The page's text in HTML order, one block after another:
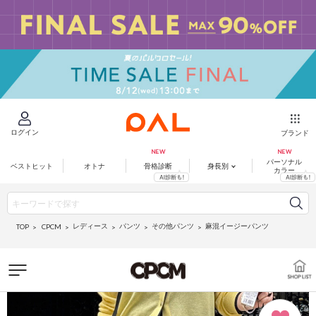
ログイン ブランド
ベストヒット オトナ 骨格診断 身長別
パーソナル
カラー
TOP CPCM レディース パンツ その他パンツ 麻混イージーパンツ